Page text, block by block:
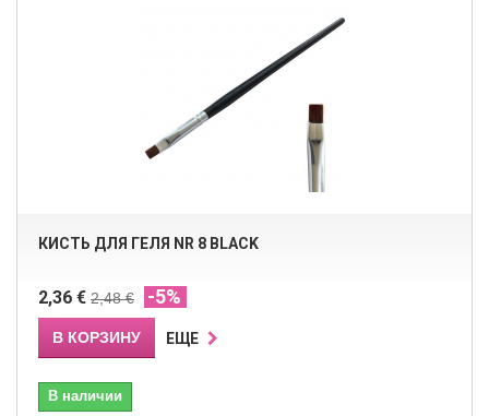
КИСТЬ ДЛЯ ГЕЛЯ NR 8 BLACK
2,36 € 2,48 € -5%
В КОРЗИНУ ЕЩЕ
В наличии